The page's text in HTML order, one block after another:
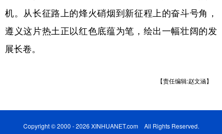
机。从长征路上的烽火硝烟到新征程上的奋斗号角，
遵义这片热土正以红色底蕴为笔，绘出一幅壮阔的发
展长卷。
【责任编辑:赵文涵】
Copyright © 2000 - 2026 XINHUANET.com All Rights Reserved.